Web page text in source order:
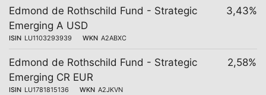
Edmond de Rothschild Fund - Strategic
Emerging A USD
ISIN LU1103293939 WKN A2ABXC
3,43%
Edmond de Rothschild Fund - Strategic
Emerging CR EUR
ISIN LU1781815136 WKN A2JKVN
2,58%